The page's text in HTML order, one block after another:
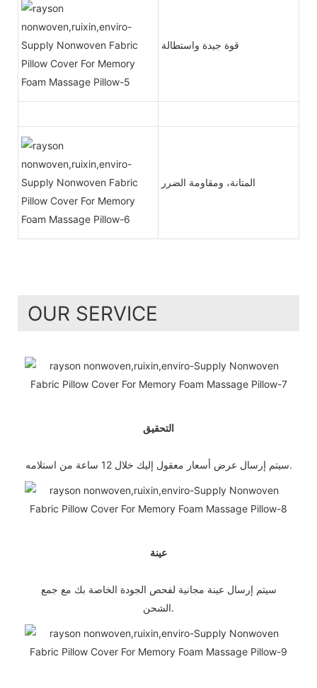
قوة جيدة واستطالة
المتانة، ومقاومة الضرر
OUR SERVICE
التحقيق
سيتم إرسال عرض أسعار معقول إليك خلال 12 ساعة من استلامه.
عينة
سيتم إرسال عينة مجانية لفحص الجودة الخاصة بك مع جمع
الشحن.